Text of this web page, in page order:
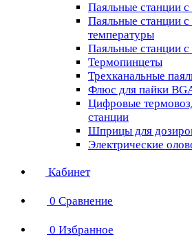
Паяльные станции
Паяльные станции с
температуры
Паяльные станции
Термопинцеты
Трехканальные
Флюс для пайки
Цифровые
станции
Шприцы для
Электрические
Кабинет
0 Сравнение
0 Избранное